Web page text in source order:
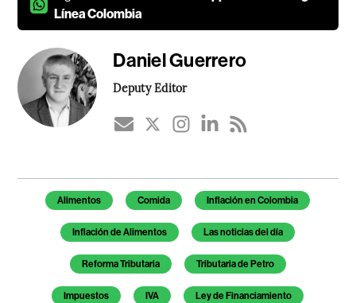
Línea Colombia
Daniel Guerrero
Deputy Editor
Temas de este artículo
Alimentos Comida Inflación en Colombia
Inflación de Alimentos Las noticias del día
Reforma Tributaria Tributaria de Petro
Impuestos IVA Ley de Financiamiento